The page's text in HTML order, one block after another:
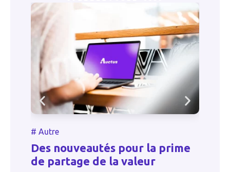
# Autre
Des nouveautés pour la prime
de partage de la valeur